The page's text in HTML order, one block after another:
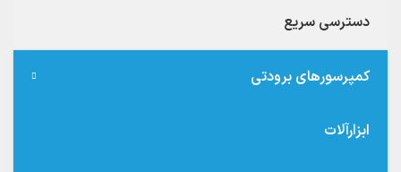
دسترسی سریع
کمپرسورهای برودتی
ابزارآلات